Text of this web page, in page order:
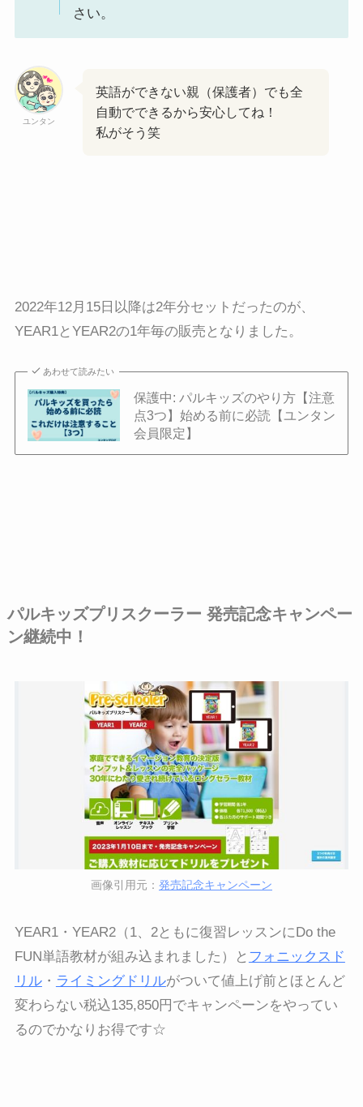
さい。
ユンタン
英語ができない親（保護者）でも全
自動でできるから安心してね！
私がそう笑
2022年12月15日以降は2年分セットだったのが、
YEAR1とYEAR2の1年毎の販売となりました。
あわせて読みたい
保護中: パルキッズのやり方【注意
点3つ】始める前に必読【ユンタン
会員限定】
パルキッズプリスクーラー 発売記念キャンペー
ン継続中！
画像引用元： 発売記念キャンペーン
YEAR1・YEAR2（1、2ともに復習レッスンにDo the
FUN単語教材が組み込まれました）と フォニックスド
リル・ ライミングドリルがついて値上げ前とほとんど
変わらない税込135,850円でキャンペーンをやってい
るのでかなりお得です☆